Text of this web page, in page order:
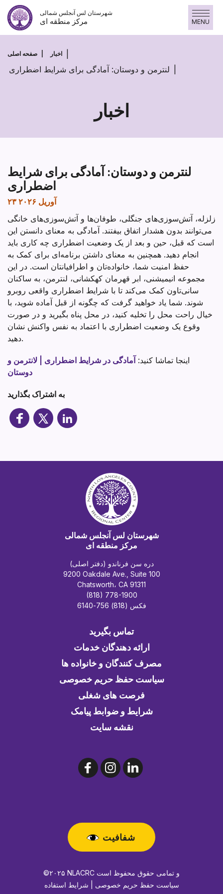
پرش
محتوا
شهرستان لس آنجلس شمالی
مرکز منطقه ای MENU
صفحه اصلی اخبار
لنترمن و دوستان: آمادگی برای شرایط اضطراری
اخبار
لنترمن و دوستان: آمادگی برای شرایط
اضطراری
۲۳ آوریل ۲۰۲۶
زلزله، آتش‌سوزی‌های جنگلی، طوفان‌ها و آتش‌سوزی‌های خانگی
می‌توانند بدون هشدار اتفاق بیفتند. آمادگی به معنای دانستن این
است که قبل، حین و بعد از یک وضعیت اضطراری چه کاری باید
انجام دهید. همچنین به معنای داشتن برنامه‌ای برای کمک به
حفظ امنیت شما، خانواده‌تان و اطرافیانتان است. در این
مجموعه انیمیشنی، ابر قهرمان کهکشانی، لنترمن، به ساکنان
سانی‌تاون کمک می‌کند تا با شرایط اضطراری واقعی روبرو
شوند. شما یاد خواهید گرفت که چگونه از قبل آماده شوید، با
خیال راحت محل را تخلیه کنید، در محل پناه بگیرید و در صورت
وقوع یک وضعیت اضطراری با اعتماد به نفس واکنش نشان
دهید.
اینجا تماشا کنید: آمادگی در شرایط اضطراری | لانترمن و
دوستان
به اشتراک بگذارید
شهرستان لس آنجلس شمالی
مرکز منطقه ای
دره سن فرناندو (دفتر اصلی)
9200 Oakdale Ave., Suite 100
Chatsworth، CA 91311
(818) 778-1900
فکس (818) 756-6140
تماس بگیرید
ارائه دهندگان خدمات
مصرف کنندگان و خانواده ها
سیاست حفظ حریم خصوصی
فرصت های شغلی
شرایط و ضوابط پیامک
نقشه سایت
شفافیت
©۲۰۲۵ NLACRC و تمامی حقوق محفوظ است
سیاست حفظ حریم خصوصی | شرایط استفاده